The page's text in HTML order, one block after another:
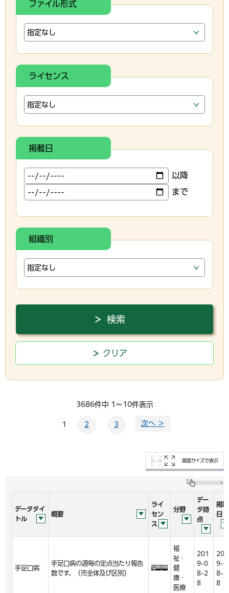
ファイル形式
ライセンス
掲載日
以降
まで
組織別
3686件中 1～10件表示
1 2 3 次へ ＞
画面サイズで表示
データタイ
トル
概要
ライ
セン
ス
分野
デー
タ時
点
掲載
日
手足口病
手足口病の週毎の定点当たり報告
数です。（市全体及び区別）
福
祉・
健
康・
医療
201
9-0
8-2
8
201
9-0
8-2
8